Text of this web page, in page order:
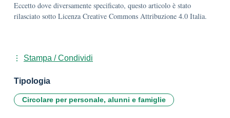
Eccetto dove diversamente specificato, questo articolo è stato
rilasciato sotto Licenza Creative Commons Attribuzione 4.0 Italia.
Stampa / Condividi
Tipologia
Circolare per personale, alunni e famiglie